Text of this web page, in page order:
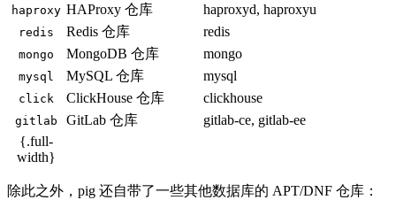
haproxy HAProxy 仓库 haproxyd, haproxyu
redis Redis 仓库 redis
mongo MongoDB 仓库 mongo
mysql MySQL 仓库 mysql
click ClickHouse 仓库 clickhouse
gitlab GitLab 仓库
gitlab-ce, gitlab-ee
{.full-
width}
除此之外，pig 还自带了一些其他数据库的 APT/DNF 仓库：